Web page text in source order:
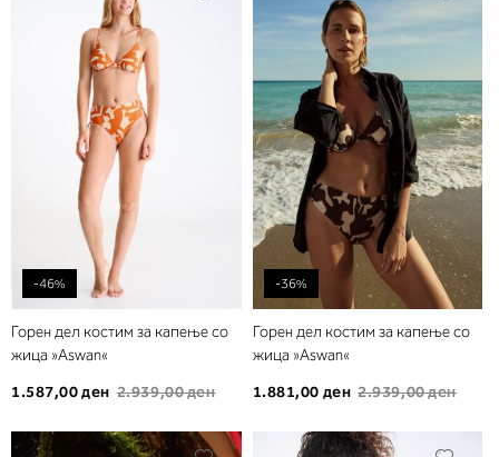
-46%
желби
Горен дел костим за капење со
жица »Aswan«
1.587,00 ден 2.939,00 ден
-36%
желби
Горен дел костим за капење со
жица »Aswan«
1.881,00 ден 2.939,00 ден
Додади